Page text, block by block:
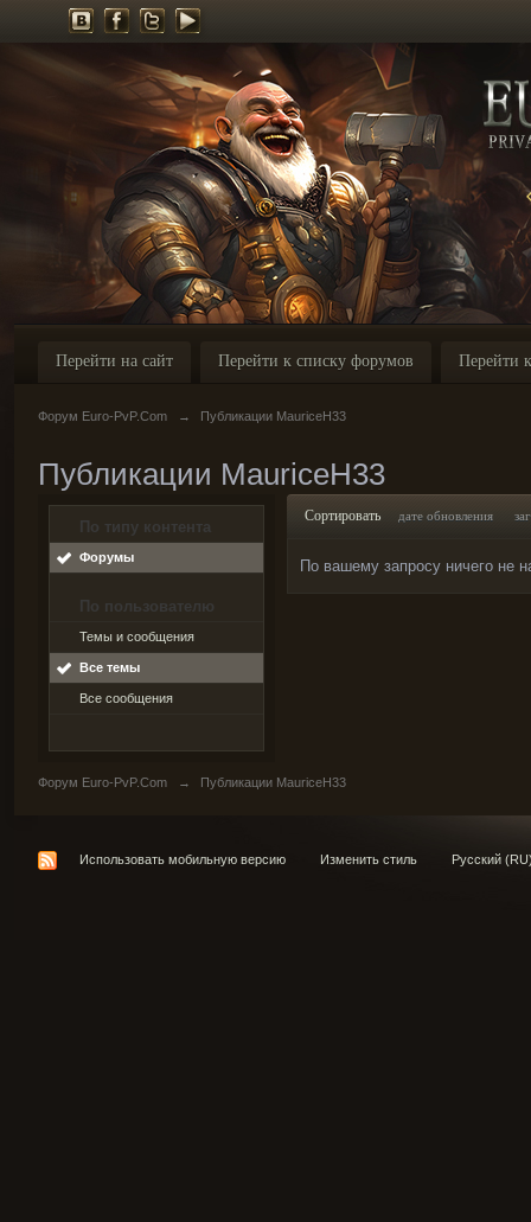
Перейти на сайт Перейти к списку форумов Перейти
Форум Euro-PvP.Com → Публикации MauriceH33
Публикации MauriceH33
По типу контента
Форумы
По пользователю
Темы и сообщения
Все темы
Все сообщения
Сортировать дате обновления
По вашему запросу ничего не
Форум Euro-PvP.Com → Публикации MauriceH33
Использовать мобильную версию Изменить стиль Русский